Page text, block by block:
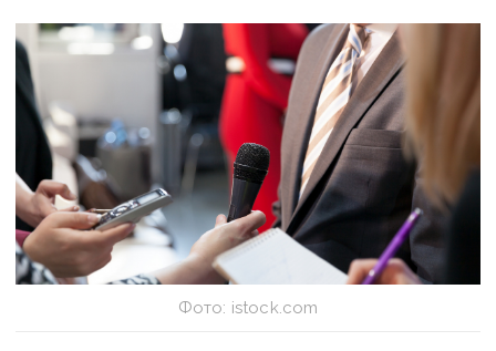
Фото: istock.com